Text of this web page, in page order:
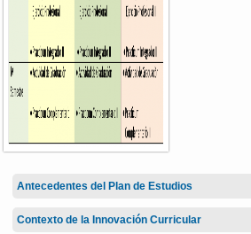
Antecedentes del Plan de Estudios
Contexto de la Innovación Curricular